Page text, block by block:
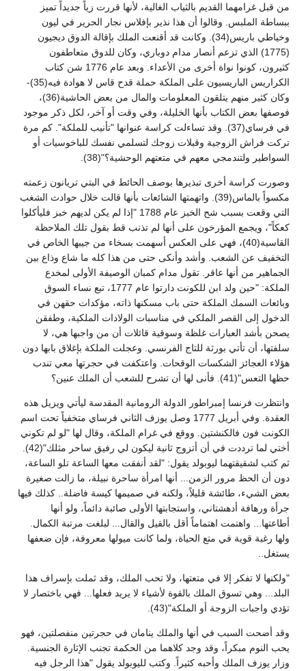
من قبل غرامهما القديم بالثياب الغالية، لأنها قررت زياً جديداً تميز
ببساطة الملبس. وقالوا أن هذا نذير بإفلاس نجار الحرير في ليون
وخياطي باريس(34). وكانت قد أقنعت الملك بإقالة الدوق ديجيون
(1775) الذي تزعم أنصار مدام دوباري، وكان للدوق متعاطفون
كثيرون، كونوا نواة أخرى من الأعداء. وبعد عام 1776 شن كتاب
الكراريس الباريسيون على الملكة حملة قدح قاس لا هوادة فيه(35)-
وكان كثير منهم يتلقون المعلومات والمال من بعض الحاشية(36)،
فوصفها بعض الكتاب بأنها الخليلة، وفي وقت أو آخر، لكل ذكر موجود
في فرساي(37). وقد تساءلت كراسة عنوانها "تأنيب للملكة". كم مرة
تركت فراش الزوجية وقبلات زوجك لتسلمي نفسك للباخوسيات أو
السواطير ولتندمجي معهم في متعتهم الوحشية؟"(38).
وصورت كراسة أخرى تبذيرها بوصف الحائط في البتي تريانون زعمته
مكسواً بالماس(39). واتهمتها الشائعات بأنها قالت خلال حوادث الشغب
التي وقعت بسبب شح الخبز عام 1788 "إذا لم يكن لديهم خبز فليأكلوا
كعكاً"، ويجمع المؤرخون على أنها لم تذنب قط بقول تلك الملاحظة
القاسية(40)، فهي على العكس أسهمت بسخاء من جيبها الخاص في
التخفيف عن الشعب. وأشد وأنكى حتى من هذا كله ما شاع وذاع بين
الجماهير من أنها عاقر. تقول مدام كمبان الوصيفة الأولى لمخدع
الملكة: "حين ولد ابن للكونت دارتوا عام 1777، تبع نساء السوق
وبائعات السمك الملكة حتى باب مسكنها ذاته، مؤكدات حقهن في
الدخول إلى القصر الملكي في مناسبات الولادات الملكية، وطفقن
يصحن بأشد العبارات غلظة وسوقية قائلات أن من واجبها هي، لا
سلفتها، أن تأتي بورثة للتاج الفرنسي. وعجلت الملكة بإغلاق بابها دون
هؤلاء العجائز الشكسات الوقحات. واعتكفت في حجرتها معي تندب
حظها التعس"(41). فأنى لها أن تشرح للشعب أن الملك عنين؟
وانتظرت فرنسا إمبراطور الدولة الرومانية المقدسة ليأتي ويزيل هذه
العقدة. وفي أبريل 1777 وصل يوزف الثاني فرساي متخفياً تحت اسم
الكونت فون فالكنشتين. ووقع في غرام الملكة، وقال لها "لو لم تكوني
أختي لما ترددت في أن أتزوج ثانية ليكون لي رفيق ساحر مثلك"(42).
ثم كتب لشقيقتهما ليوبولد يقول: "لقد أنفقت معها الساعة تلو الساعة،
دون أن الحظ مرور الزمن... أنها امرأة ساحرة نبيلة، ما زالت صغيرة
بعض الشيء، طائشة قليلاً، ولكنه في صميمها كيسة فاضلة.. كذلك فيها
جرأة ورهافة أدهشتاني، واستجابتها الأولى صائبة دائماً، ولو أنها
أطاعتها... واهتمت اهتماماً أقل بالقيل والقال... لبلغت مرتبة الكمال.
ولها رغبة قوية في متع الحياة، ولما كانت ميولها معروفة، فإن ضعفها
يستغل..
"ولكنها لا تفكر إلا في متعتها، ولا تحب الملك، وقد ثملت بإسراف هذا
البلد... وهي تسوق الملك بالقوة لأشياء لا يريد فعلها... فهي باختصار لا
تؤدي واجبات الزوجة أو الملكة"(43).
وقد أضحت السبب في أنها والملك ينامان في حجرتين منفصلتين، فهو
يحب النوم مبكراً، وقد وجد كلاهما من الحكمة تجنب الإثارة الجنسية.
وزار يوزف الملك وأحبه كثيراً. وكتب لليوبولد يقول "هذا الرجل فيه